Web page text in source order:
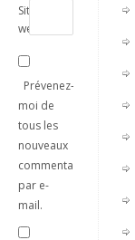
Site
web
Prévenez-
moi de
tous les
nouveaux
commentaires
par e-
mail.